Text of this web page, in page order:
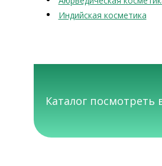
Индийская косметика
Каталог посмотреть